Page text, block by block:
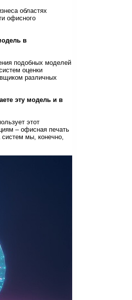
областях
офисного
в
подобных моделей
оценки
различных
эту модель и в
этот
– офисная печать
мы, конечно,